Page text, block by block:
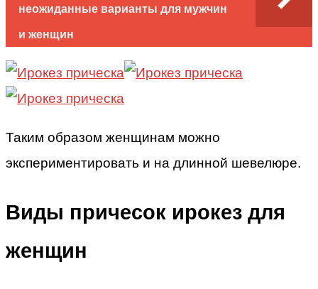
неожиданные варианты для мужчин
и женщин
Таким образом женщинам можно
экспериментировать и на длинной шевелюре.
Виды причесок ирокез для
женщин